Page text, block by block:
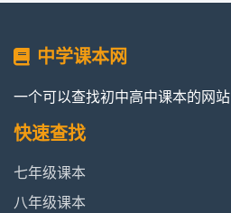
中学课本网
一个可以查找初中高中课本的网站
快速查找
七年级课本
八年级课本